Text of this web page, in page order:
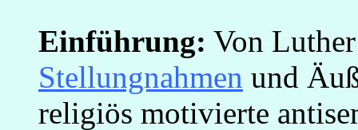
Einführung: Von
Stellungnahmen und
religiös motivierte